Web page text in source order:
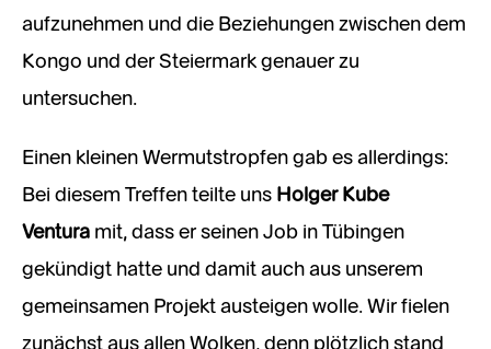
aufzunehmen und die Beziehungen zwischen dem
Kongo und der Steiermark genauer zu
untersuchen.
Einen kleinen Wermutstropfen gab es allerdings:
Bei diesem Treffen teilte uns Holger Kube
Ventura mit, dass er seinen Job in Tübingen
gekündigt hatte und damit auch aus unserem
gemeinsamen Projekt austeigen wolle. Wir fielen
zunächst aus allen Wolken, denn plötzlich stand